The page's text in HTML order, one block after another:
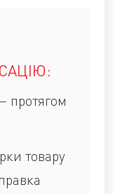
протягом
товару